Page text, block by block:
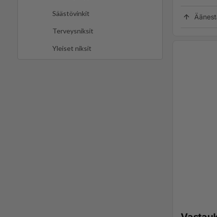
Säästövinkit
Terveysniksit
Yleiset niksit